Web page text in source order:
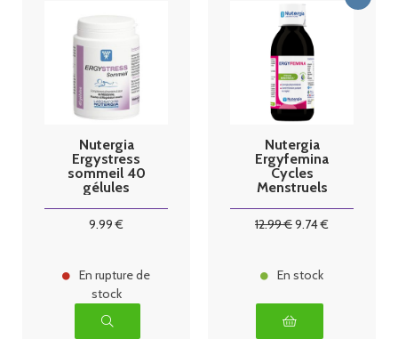
Nutergia
Ergystress
sommeil 40
gélules
9.99 €
En rupture de
stock
Nutergia
Ergyfemina
Cycles
Menstruels
12.99€9.74€
En stock